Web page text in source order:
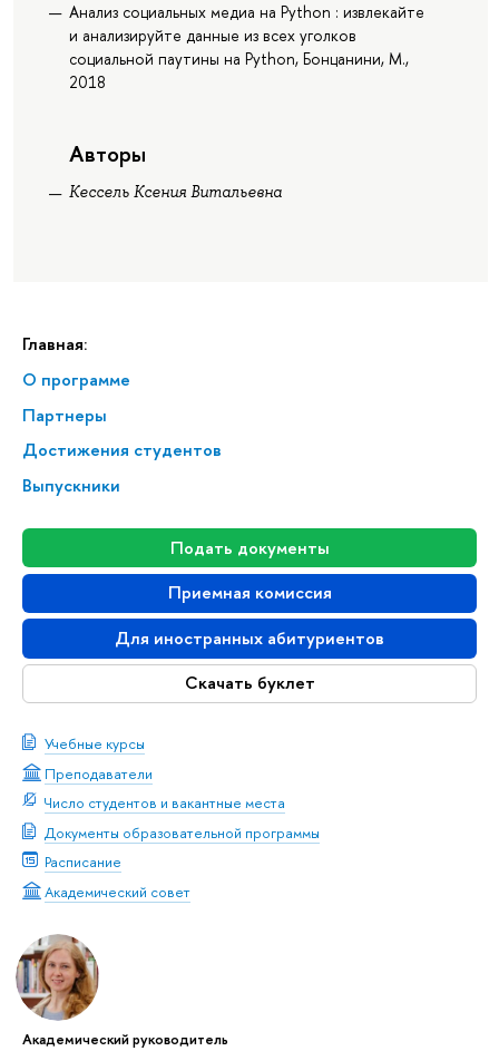
Главная:
О программе
Партнеры
Достижения студентов
Выпускники
Подать документы
Приемная комиссия
Для иностранных абитуриентов
Скачать буклет
Учебные курсы
Преподаватели
Число студентов и вакантные места
Документы образовательной программы
Расписание
Академический совет
Академический руководитель
Анализ социальных медиа на Python : извлекайте
и анализируйте данные из всех уголков
социальной паутины на Python, Бонцанини, М.,
2018
Авторы
Кессель Ксения Витальевна